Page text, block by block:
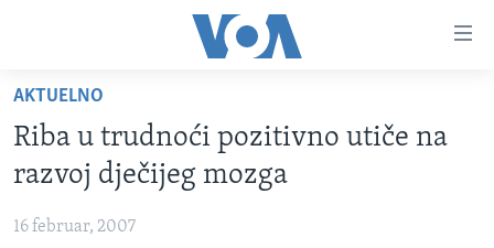
glavni
sadržaj
na
glavnu
TV PROGRAM
FOTOGRAFIJE DANA
VIJESTI
AKTUELNO
Riba u trudnoći pozitivno utiče na
razvoj dječijeg mozga
16 februar, 2007